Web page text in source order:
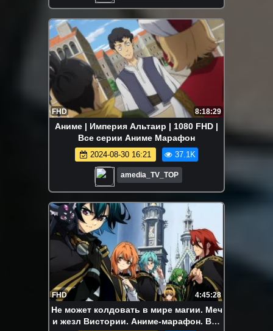
FHD 8:18:29
Аниме | Империя Альтаир | 1080 FHD |
Все серии Аниме Марафон
2024-08-30 16:21 37.1K
amedia_TV_TOP
FHD 4:45:28
Не может колдовать в мире магии. Меч
и жезл Вистории. Аниме-марафон. Все